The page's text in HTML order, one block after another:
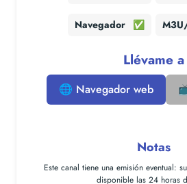
Navegador ✅
Llévame a
🌐 Navegador web
Notas
Este canal tiene una emisión eventual:
disponible las 24 horas